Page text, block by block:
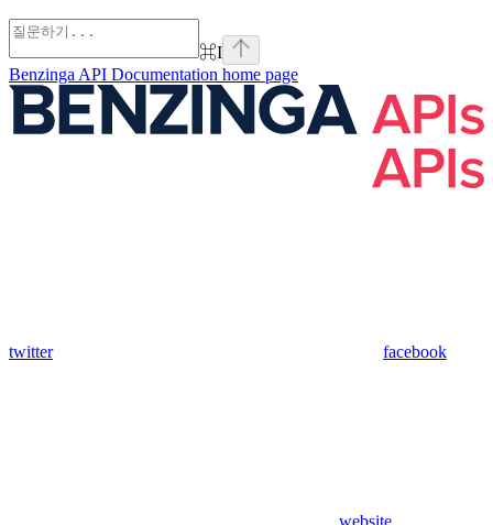
⌘I
Benzinga API Documentation home page
twitter facebook
website